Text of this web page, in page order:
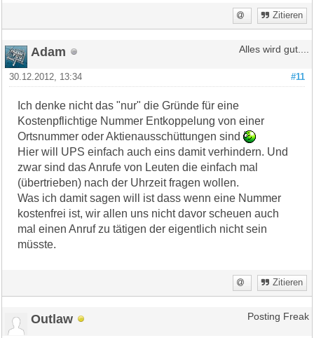
Zitieren
Adam Alles wird gut....
#11
30.12.2012, 13:34
Ich denke nicht das "nur" die Gründe für eine
Kostenpflichtige Nummer Entkoppelung von einer
Ortsnummer oder Aktienausschüttungen sind
Hier will UPS einfach auch eins damit verhindern. Und
zwar sind das Anrufe von Leuten die einfach mal
(übertrieben) nach der Uhrzeit fragen wollen.
Was ich damit sagen will ist dass wenn eine Nummer
kostenfrei ist, wir allen uns nicht davor scheuen auch
mal einen Anruf zu tätigen der eigentlich nicht sein
müsste.
Zitieren
Outlaw Posting Freak